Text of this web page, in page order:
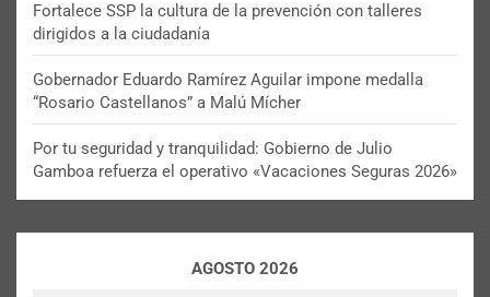
Fortalece SSP la cultura de la prevención con talleres
dirigidos a la ciudadanía
Gobernador Eduardo Ramírez Aguilar impone medalla
“Rosario Castellanos” a Malú Mícher
Por tu seguridad y tranquilidad: Gobierno de Julio
Gamboa refuerza el operativo «Vacaciones Seguras 2026»
AGOSTO 2026